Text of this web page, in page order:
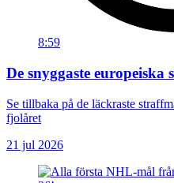
8:59
De snyggaste europeiska
Se tillbaka på de läckraste
fjolåret
21 jul 2026